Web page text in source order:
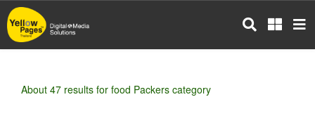
Skip
to
main
About 47 results for food Packers category